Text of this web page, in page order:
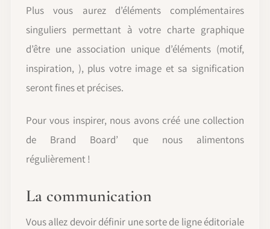
Plus vous aurez d’éléments complémentaires
singuliers permettant à votre charte graphique
d’être une association unique d’éléments (motif,
inspiration, ), plus votre image et sa signification
seront fines et précises.
Pour vous inspirer, nous avons créé une collection
de Brand Board’ que nous alimentons
régulièrement !
La communication
Vous allez devoir définir une sorte de ligne éditoriale